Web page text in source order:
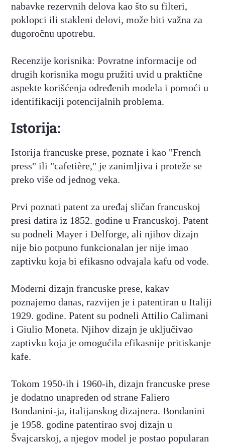
nabavke rezervnih delova kao što su filteri,
poklopci ili stakleni delovi, može biti važna za
dugoročnu upotrebu.
Recenzije korisnika: Povratne informacije od
drugih korisnika mogu pružiti uvid u praktične
aspekte korišćenja određenih modela i pomoći u
identifikaciji potencijalnih problema.
Istorija:
Istorija francuske prese, poznate i kao "French
press" ili "cafetière," je zanimljiva i proteže se
preko više od jednog veka.
Prvi poznati patent za uređaj sličan francuskoj
presi datira iz 1852. godine u Francuskoj. Patent
su podneli Mayer i Delforge, ali njihov dizajn
nije bio potpuno funkcionalan jer nije imao
zaptivku koja bi efikasno odvajala kafu od vode.
Moderni dizajn francuske prese, kakav
poznajemo danas, razvijen je i patentiran u Italiji
1929. godine. Patent su podneli Attilio Calimani
i Giulio Moneta. Njihov dizajn je uključivao
zaptivku koja je omogućila efikasnije pritiskanje
kafe.
Tokom 1950-ih i 1960-ih, dizajn francuske prese
je dodatno unapređen od strane Faliero
Bondanini-ja, italijanskog dizajnera. Bondanini
je 1958. godine patentirao svoj dizajn u
Švajcarskoj, a njegov model je postao popularan